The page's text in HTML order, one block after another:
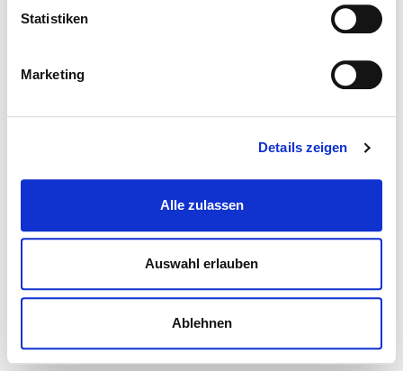
Statistiken
Marketing
Details zeigen
Alle zulassen
Auswahl erlauben
Ablehnen